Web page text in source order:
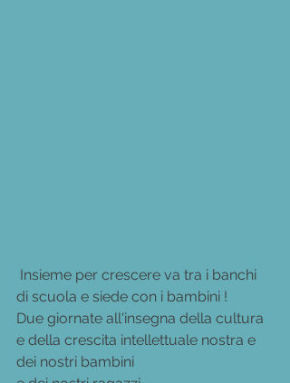
di scuola e siede con i bambini !
Due giornate all'insegna della cultura
e della crescita intellettuale nostra e
dei nostri bambini